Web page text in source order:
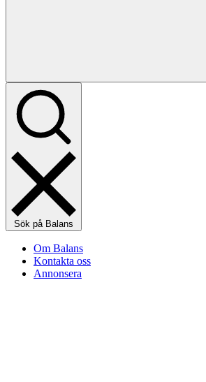
Sök på Balans
Om Balans
Kontakta oss
Annonsera